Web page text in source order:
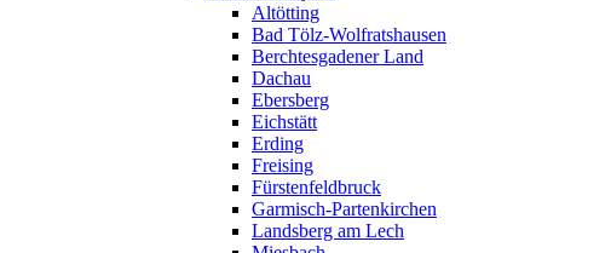
Altötting
Bad Tölz-Wolfratshausen
Berchtesgadener Land
Dachau
Ebersberg
Eichstätt
Erding
Freising
Fürstenfeldbruck
Garmisch-Partenkirchen
Landsberg am Lech